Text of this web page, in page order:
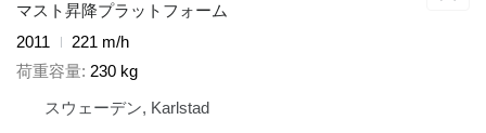
マスト昇降プラットフォーム
2011
221 m/h
荷重容量 230 kg
スウェーデン, Karlstad